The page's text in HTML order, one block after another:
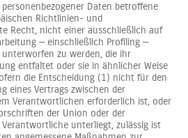
Daten betroffene
Richtlinien- und
Recht, nicht einer ausschließlich auf
— einschließlich Profiling —
zu werden, die ihr
entfaltet oder sie in ähnlicher Weise
die Entscheidung (1) nicht für den
eines Vertrags zwischen der
Verantwortlichen erforderlich ist, oder
der Union oder der
unterliegt, zulässig ist